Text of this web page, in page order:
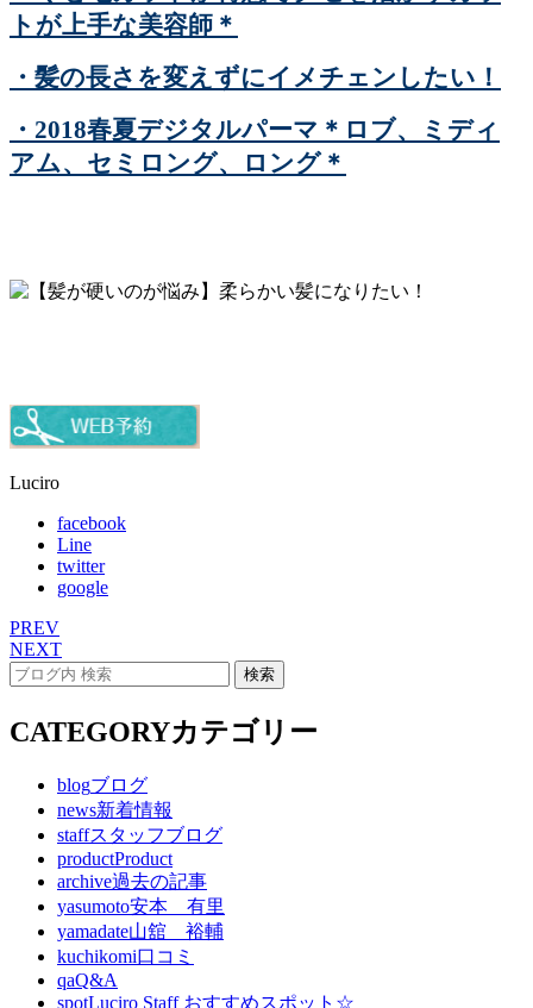
トが上手な美容師＊
・髪の長さを変えずにイメチェンしたい！
・2018春夏デジタルパーマ＊ロブ、ミディ
アム、セミロング、ロング＊
Luciro
facebook
Line
twitter
google
PREV
NEXT
CATEGORYカテゴリー
blogブログ
news新着情報
staffスタッフブログ
productProduct
archive過去の記事
yasumoto安本 有里
yamadate山舘 裕輔
kuchikomi口コミ
qaQ&A
spotLuciro Staff おすすめスポット☆